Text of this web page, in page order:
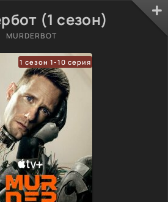
(1 сезон)
MURDERBOT
1 сезон 1-10 серия